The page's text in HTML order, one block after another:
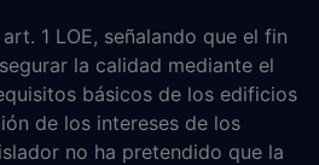
1 LOE, señalando que el fin
la calidad mediante el
básicos de los edificios
de los intereses de los
no ha pretendido que la